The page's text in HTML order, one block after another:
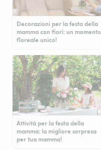
Decorazioni per la festa della
mamma con fiori: un momento
floreale unico!
Attività per la festa della
mamma: la migliore sorpresa
per tua mamma!